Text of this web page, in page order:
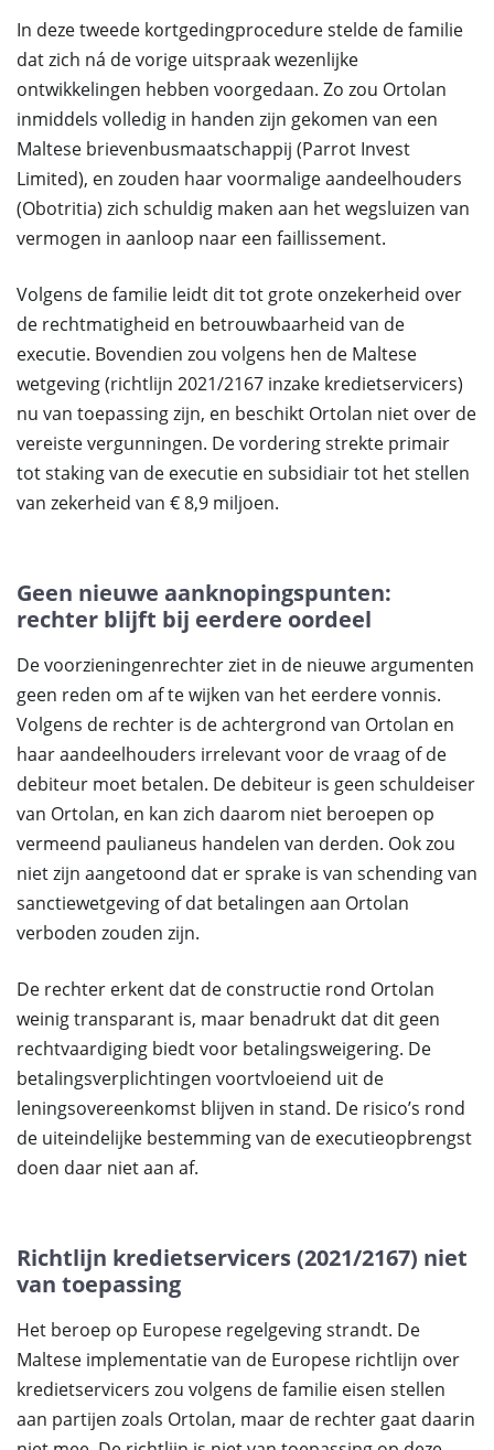
In deze tweede kortgedingprocedure stelde de familie
dat zich ná de vorige uitspraak wezenlijke
ontwikkelingen hebben voorgedaan. Zo zou Ortolan
inmiddels volledig in handen zijn gekomen van een
Maltese brievenbusmaatschappij (Parrot Invest
Limited), en zouden haar voormalige aandeelhouders
(Obotritia) zich schuldig maken aan het wegsluizen van
vermogen in aanloop naar een faillissement.
Volgens de familie leidt dit tot grote onzekerheid over
de rechtmatigheid en betrouwbaarheid van de
executie. Bovendien zou volgens hen de Maltese
wetgeving (richtlijn 2021/2167 inzake kredietservicers)
nu van toepassing zijn, en beschikt Ortolan niet over de
vereiste vergunningen. De vordering strekte primair
tot staking van de executie en subsidiair tot het stellen
van zekerheid van € 8,9 miljoen.
Geen nieuwe aanknopingspunten:
rechter blijft bij eerdere oordeel
De voorzieningenrechter ziet in de nieuwe argumenten
geen reden om af te wijken van het eerdere vonnis.
Volgens de rechter is de achtergrond van Ortolan en
haar aandeelhouders irrelevant voor de vraag of de
debiteur moet betalen. De debiteur is geen schuldeiser
van Ortolan, en kan zich daarom niet beroepen op
vermeend paulianeus handelen van derden. Ook zou
niet zijn aangetoond dat er sprake is van schending van
sanctiewetgeving of dat betalingen aan Ortolan
verboden zouden zijn.
De rechter erkent dat de constructie rond Ortolan
weinig transparant is, maar benadrukt dat dit geen
rechtvaardiging biedt voor betalingsweigering. De
betalingsverplichtingen voortvloeiend uit de
leningsovereenkomst blijven in stand. De risico’s rond
de uiteindelijke bestemming van de executieopbrengst
doen daar niet aan af.
Richtlijn kredietservicers (2021/2167) niet
van toepassing
Het beroep op Europese regelgeving strandt. De
Maltese implementatie van de Europese richtlijn over
kredietservicers zou volgens de familie eisen stellen
aan partijen zoals Ortolan, maar de rechter gaat daarin